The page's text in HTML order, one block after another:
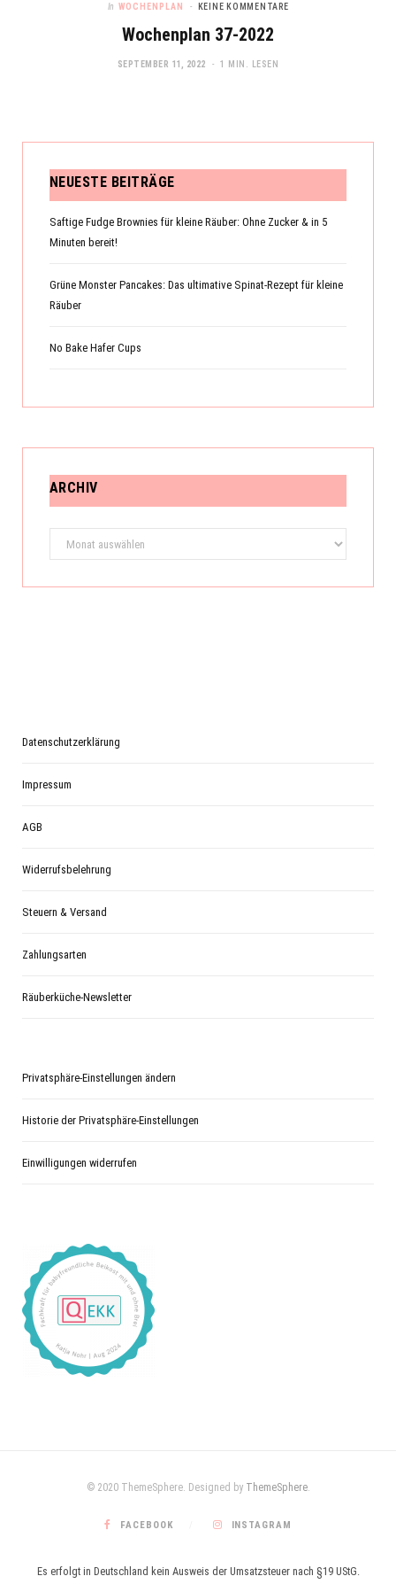
In WOCHENPLAN KEINE KOMMENTARE
Wochenplan 37-2022
SEPTEMBER 11, 2022 1 MIN. LESEN
NEUESTE BEITRÄGE
Saftige Fudge Brownies für kleine Räuber: Ohne Zucker & in 5
Minuten bereit!
Grüne Monster Pancakes: Das ultimative Spinat-Rezept für kleine
Räuber
No Bake Hafer Cups
ARCHIV
Archiv
Datenschutzerklärung
Impressum
AGB
Widerrufsbelehrung
Steuern & Versand
Zahlungsarten
Räuberküche-Newsletter
Privatsphäre-Einstellungen ändern
Historie der Privatsphäre-Einstellungen
Einwilligungen widerrufen
© 2020 ThemeSphere. Designed by ThemeSphere.
FACEBOOK INSTAGRAM
Es erfolgt in Deutschland kein Ausweis der Umsatzsteuer nach §19 UStG.